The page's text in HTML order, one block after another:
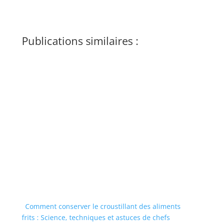
Publications similaires :
Comment conserver le croustillant des aliments
frits : Science, techniques et astuces de chefs